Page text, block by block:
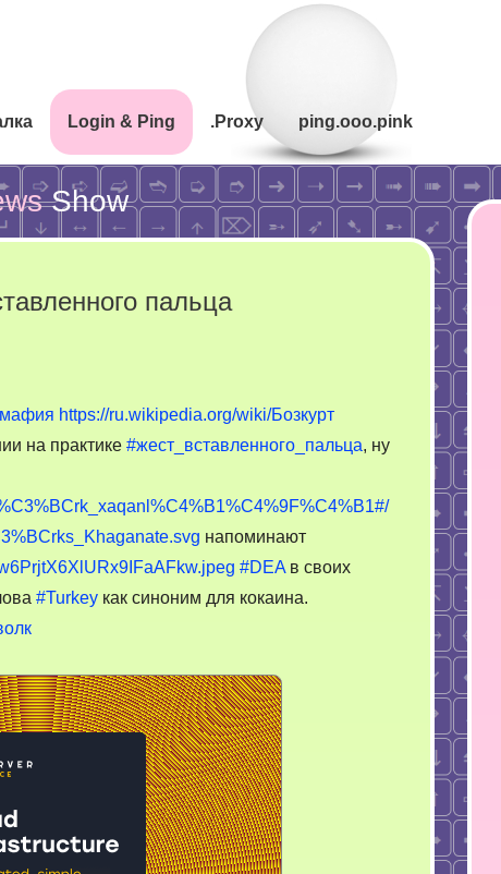
Login & Ping .Proxy ping.ooo.pink
Show
пальца
https://ru.wikipedia.org/wiki/Бозкурт
на практике #жест_вставленного_пальца, ну
напоминают
#DEA в своих
#Turkey как синоним для кокаина.